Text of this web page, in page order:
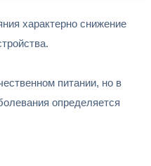
характерно снижение
питании, но в
определяется